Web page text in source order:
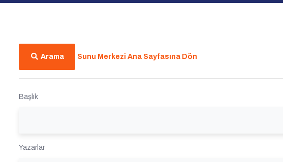
Arama Sunu Merkezi Ana Sayfasına Dön
Başlık
Yazarlar